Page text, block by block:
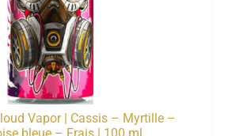
Vapor | Cassis – Myrtille –